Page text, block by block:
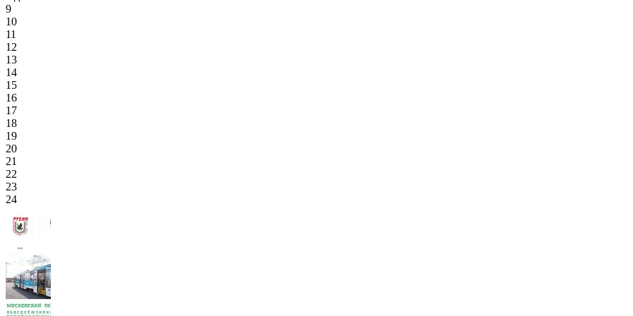
9
10
11
12
13
14
15
16
17
18
19
20
21
22
23
24